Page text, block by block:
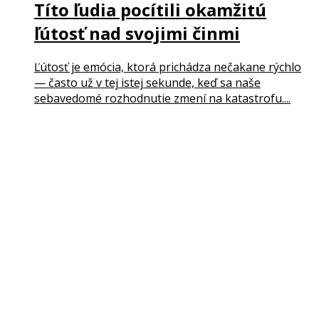
Títo ľudia pocítili okamžitú
ľútosť nad svojimi činmi
Ľútosť je emócia, ktorá prichádza nečakane rýchlo
— často už v tej istej sekunde, keď sa naše
sebavedomé rozhodnutie zmení na katastrofu....